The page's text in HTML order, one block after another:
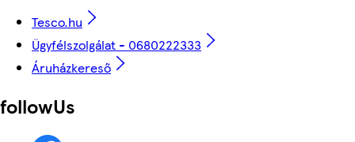
Tesco.hu
Ügyfélszolgálat - 0680222333
Áruházkereső
followUs